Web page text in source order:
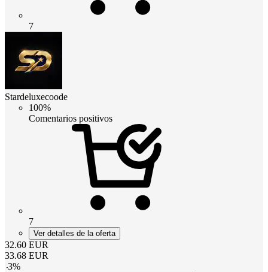
7
Stardeluxecoode
100%
Comentarios positivos
7
Ver detalles de la oferta
32.60 EUR
33.68 EUR
-3%